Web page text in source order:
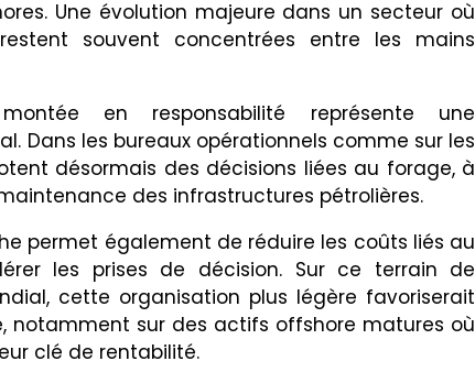
Une évolution majeure dans un secteur où
souvent concentrées entre les mains
en responsabilité représente une
Dans les bureaux opérationnels comme sur les
désormais des décisions liées au forage, à
des infrastructures pétrolières.
permet également de réduire les coûts liés au
les prises de décision. Sur ce terrain de
cette organisation plus légère favoriserait
notamment sur des actifs offshore matures où
clé de rentabilité.